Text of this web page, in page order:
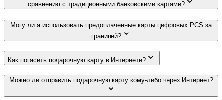
сравнению с традиционными банковскими картами?
Могу ли я использовать предоплаченные карты цифровых PCS за
границей?
Как погасить подарочную карту в Интернете?
Можно ли отправить подарочную карту кому-либо через Интернет?